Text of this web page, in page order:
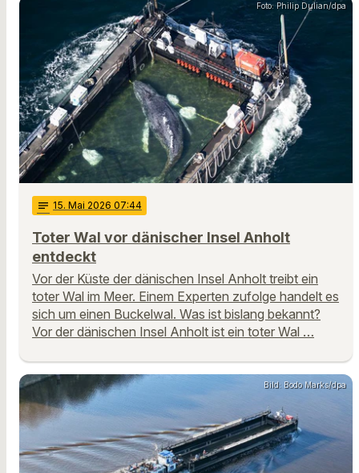
Foto: Philip Dulian/dpa
notes 15. Mai 2026 07:44
Toter Wal vor dänischer Insel Anholt
entdeckt
Vor der Küste der dänischen Insel Anholt treibt ein
toter Wal im Meer. Einem Experten zufolge handelt es
sich um einen Buckelwal. Was ist bislang bekannt?
Vor der dänischen Insel Anholt ist ein toter Wal …
Bild: Bodo Marks/dpa